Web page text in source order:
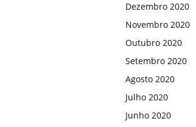
Dezembro 2020
Novembro 2020
Outubro 2020
Setembro 2020
Agosto 2020
Julho 2020
Junho 2020